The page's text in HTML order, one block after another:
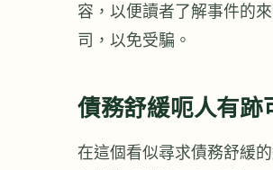
容，以便讀者了解事件的
司，以免受騙。
債務舒緩呃人有跡
在這個看似尋求債務舒緩